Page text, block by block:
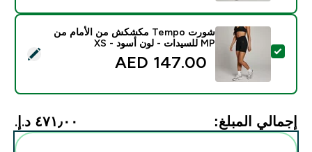
تحديد هذا المنتج - شورت Tempo مكشكش من الأمام من MP للسيدات - لون أسود - XS
شورت Tempo مكشكش من الأمام من
MP للسيدات - لون أسود - XS
147.00 AED‎
إجمالي المبلغ: ٤٧١٫٠٠ د.إ.‏‎